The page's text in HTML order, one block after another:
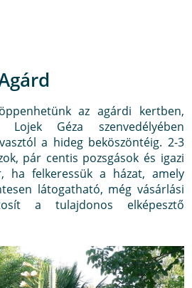
az agárdi kertben,
Géza szenvedélyében
a hideg beköszöntéig. 2-3
pár centis pozsgások és igazi
ha felkeressük a házat, amely
látogatható, még vásárlási
a tulajdonos elképesztő